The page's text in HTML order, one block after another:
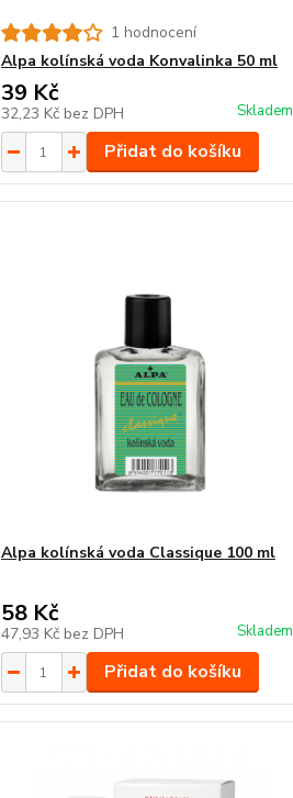
1 hodnocení
Alpa kolínská voda Konvalinka 50 ml
39 Kč
32,23 Kč bez DPH Skladem
Přidat do košíku
Alpa kolínská voda Classique 100 ml
58 Kč
47,93 Kč bez DPH Skladem
Přidat do košíku